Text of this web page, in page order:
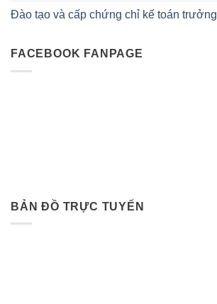
Đào tạo và cấp chứng chỉ kế toán trưởng
FACEBOOK FANPAGE
BẢN ĐỒ TRỰC TUYẾN